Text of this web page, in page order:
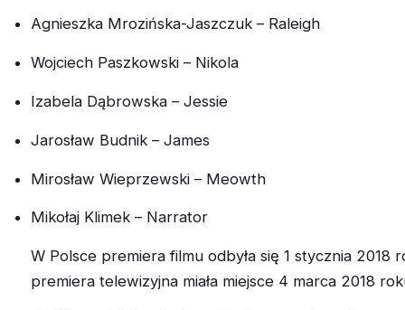
Agnieszka Mrozińska-Jaszczuk – Raleigh
Wojciech Paszkowski – Nikola
Izabela Dąbrowska – Jessie
Jarosław Budnik – James
Mirosław Wieprzewski – Meowth
Mikołaj Klimek – Narrator
W Polsce premiera filmu odbyła się 1 stycznia 2018
premiera telewizyjna miała miejsce 4 marca 2018